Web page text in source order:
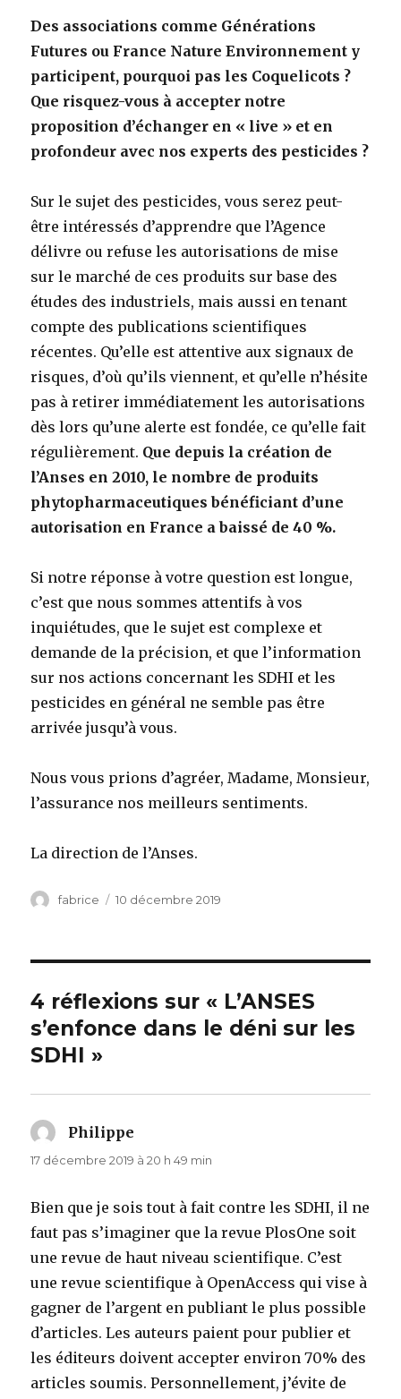
Des associations comme Générations
Futures ou France Nature Environnement y
participent, pourquoi pas les Coquelicots ?
Que risquez-vous à accepter notre
proposition d’échanger en « live » et en
profondeur avec nos experts des pesticides ?
Sur le sujet des pesticides, vous serez peut-
être intéressés d’apprendre que l’Agence
délivre ou refuse les autorisations de mise
sur le marché de ces produits sur base des
études des industriels, mais aussi en tenant
compte des publications scientifiques
récentes. Qu’elle est attentive aux signaux de
risques, d’où qu’ils viennent, et qu’elle n’hésite
pas à retirer immédiatement les autorisations
dès lors qu’une alerte est fondée, ce qu’elle fait
régulièrement. Que depuis la création de
l’Anses en 2010, le nombre de produits
phytopharmaceutiques bénéficiant d’une
autorisation en France a baissé de 40 %.
Si notre réponse à votre question est longue,
c’est que nous sommes attentifs à vos
inquiétudes, que le sujet est complexe et
demande de la précision, et que l’information
sur nos actions concernant les SDHI et les
pesticides en général ne semble pas être
arrivée jusqu’à vous.
Nous vous prions d’agréer, Madame, Monsieur,
l’assurance nos meilleurs sentiments.
La direction de l’Anses.
Auteur
fabrice
Publié
10 décembre 2019
4 réflexions sur « L’ANSES
s’enfonce dans le déni sur les
SDHI »
Philippe
17 décembre 2019 à 20 h 49 min
Bien que je sois tout à fait contre les SDHI, il ne
faut pas s’imaginer que la revue PlosOne soit
une revue de haut niveau scientifique. C’est
une revue scientifique à OpenAccess qui vise à
gagner de l’argent en publiant le plus possible
d’articles. Les auteurs paient pour publier et
les éditeurs doivent accepter environ 70% des
articles soumis. Personnellement, j’évite de